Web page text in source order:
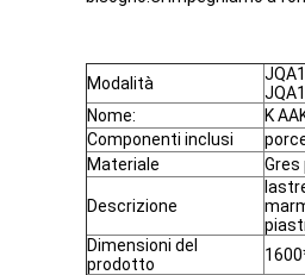
Modalità
Nome:
K
Componenti inclusi
Materiale
Descrizione
Dimensioni del
prodotto